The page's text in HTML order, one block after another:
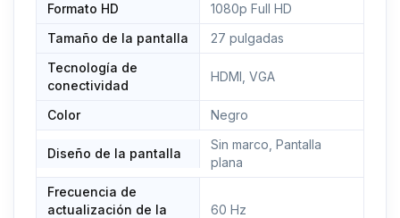
Formato HD
1080p Full HD
Tamaño de la pantalla
27 pulgadas
Tecnología de
conectividad
HDMI, VGA
Color Negro
Diseño de la pantalla
Sin marco, Pantalla
plana
Frecuencia de
actualización de la
60 Hz